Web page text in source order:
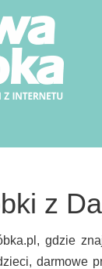
z
gdzie
darmowe